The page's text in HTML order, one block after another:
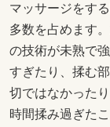
マッサージをす
多数を占めます
の技術が未熟で
すぎたり、揉む
切ではなかった
時間揉み過ぎた